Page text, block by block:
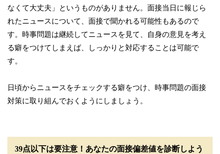
なくて大丈夫」というものがありません。面接当日に報じら
れたニュースについて、面接で聞かれる可能性もあるので
す。時事問題は継続してニュースを見て、自身の意見を考え
る癖をつけてしまえば、しっかりと対応することは可能で
す。
日頃からニュースをチェックする癖をつけ、時事問題の面接
対策に取り組んでおくようにしましょう。
39点以下は要注意！あなたの面接偏差値を診断しよう